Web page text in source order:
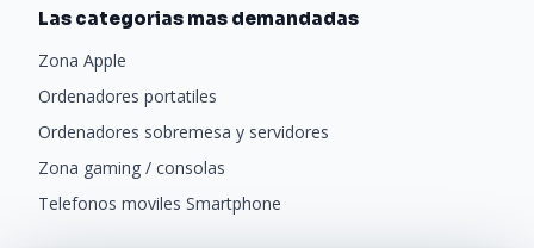
Las categorias mas demandadas
Zona Apple
Ordenadores portatiles
Ordenadores sobremesa y servidores
Zona gaming / consolas
Telefonos moviles Smartphone